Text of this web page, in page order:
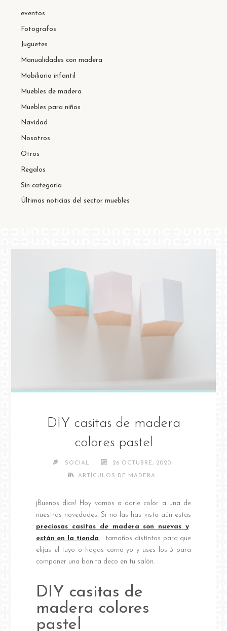
eventos
Fotografos
Juguetes
Manualidades con madera
Mobiliario infantil
Muebles de madera
Muebles para niños
Navidad
Nosotros
Otros
Regalos
Sin categoría
Últimas noticias del sector muebles
DIY casitas de madera
colores pastel
SOCIAL 26 OCTUBRE, 2020
ARTÍCULOS DE MADERA
¡Buenos días! Hoy vamos a darle color a una de
nuestras novedades. Si no las has visto aún estas
preciosas casitas de madera son nuevas y
están en la tienda. · tamaños distintos para que
elijas el tuyo o hagas como yo y uses los 3 para
componer una bonita deco en tu salón.
DIY casitas de
madera colores
pastel